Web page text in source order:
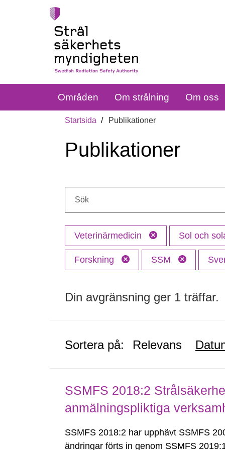
Områden Om strålning Om oss
Startsida Publikationer
Publikationer
Veterinärmedicin Sol och
Forskning SSM
Din avgränsning ger 1 träffar.
Sortera på: Relevans
SSMFS 2018:2
anmälningspliktiga
SSMFS 2018:2 har upphävt SSMFS
ändringar förts in genom SSMFS